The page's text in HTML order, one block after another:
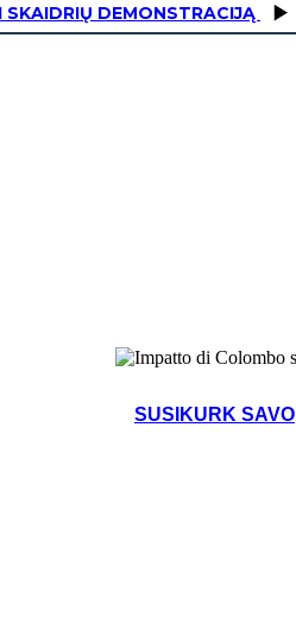
SKAIDRIŲ DEMONSTRACIJĄ
SUSIKURK SAVO